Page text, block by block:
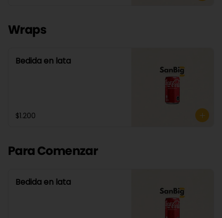
Wraps
Bedida en lata
$1.200
Para Comenzar
Bedida en lata